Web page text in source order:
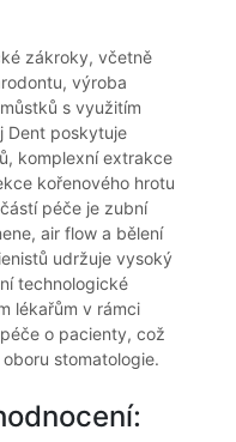
zákroky, včetně
výroba
s využitím
Dent poskytuje
komplexní extrakce
kořenového hrotu
péče je zubní
air flow a bělení
udržuje vysoký
technologické
lékařům v rámci
o pacienty, což
stomatologie.